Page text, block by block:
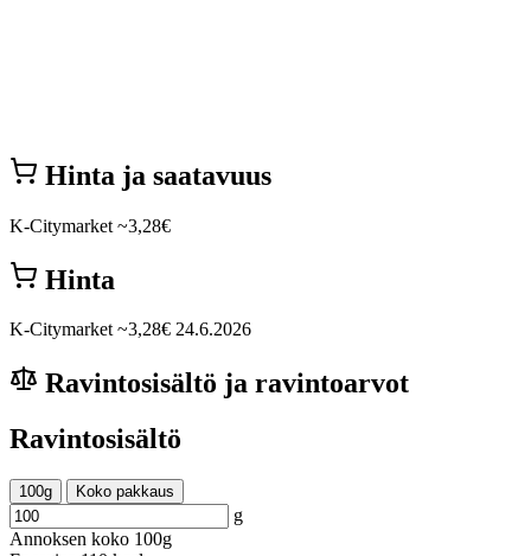
Hinta ja saatavuus
K-Citymarket ~3,28€
Hinta
K-Citymarket ~3,28€ 24.6.2026
Ravintosisältö ja ravintoarvot
Ravintosisältö
100g Koko pakkaus
g
Annoksen koko 100g